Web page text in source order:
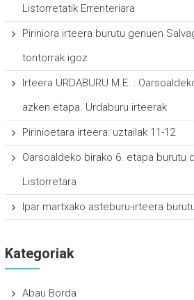
Listorretatik Errenteriara
Piriniora irteera burutu genuen
tontorrak igoz
Irteera URDABURU M.E. :
azken etapa. Urdaburu irteerak
Pirinioetara irteera: uztailak 11-12
Oarsoaldeko birako 6. etapa burutu
Listorretara
Ipar martxako asteburu-irteera
Kategoriak
Abau Borda